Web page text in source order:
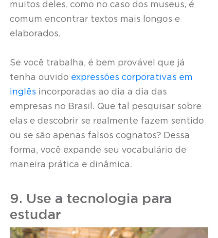
muitos deles, como no caso dos museus, é
comum encontrar textos mais longos e
elaborados.
Se você trabalha, é bem provável que já
tenha ouvido expressões corporativas em
inglês incorporadas ao dia a dia das
empresas no Brasil. Que tal pesquisar sobre
elas e descobrir se realmente fazem sentido
ou se são apenas falsos cognatos? Dessa
forma, você expande seu vocabulário de
maneira prática e dinâmica.
9. Use a tecnologia para
estudar